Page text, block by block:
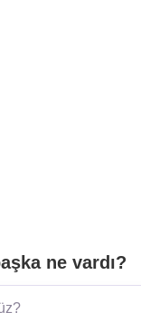
ne vardı?